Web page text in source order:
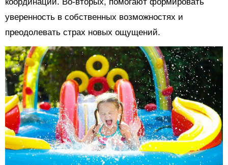
уверенность в собственных возможностях и
преодолевать страх новых ощущений.